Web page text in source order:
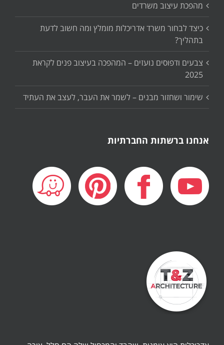
מהפכת עיצוב משרדים
כיצד לבחור משרד אדריכלות מומלץ ומה חשוב לדעת
בתהליך?
צבעים ודפוסים נועזים – המהפכה בעיצוב פנים לקראת
2025
שימור ושחזור מבנים – לשמר את העבר, לעצב את העתיד
אנחנו ברשתות החברתיות